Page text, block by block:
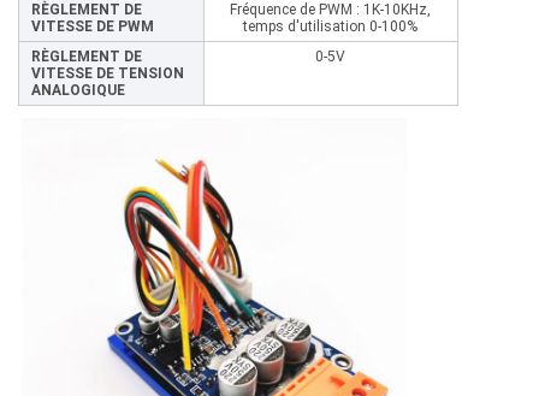
RÈGLEMENT DE
VITESSE DE PWM
Fréquence de PWM : 1K-10KHz,
temps d'utilisation 0-100%
RÈGLEMENT DE
VITESSE DE TENSION
ANALOGIQUE
0-5V